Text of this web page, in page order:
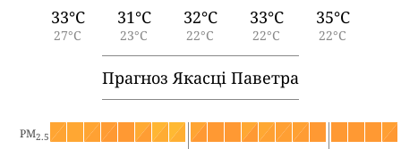
33°C
27°C
31°C
23°C
32°C
22°C
33°C
22°C
35°C
22°C
Прагноз Якасці Паветра
PM2.5